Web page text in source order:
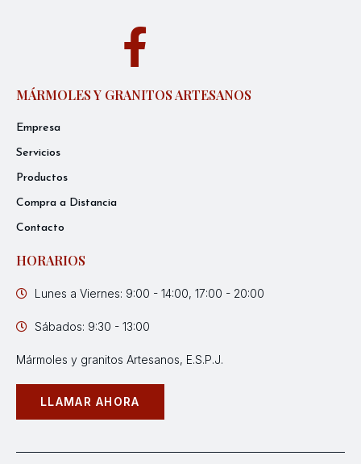
MÁRMOLES Y GRANITOS ARTESANOS
Empresa
Servicios
Productos
Compra a Distancia
Contacto
HORARIOS
Lunes a Viernes: 9:00 - 14:00, 17:00 - 20:00
Sábados: 9:30 - 13:00
Mármoles y granitos Artesanos, E.S.P.J.
LLAMAR AHORA